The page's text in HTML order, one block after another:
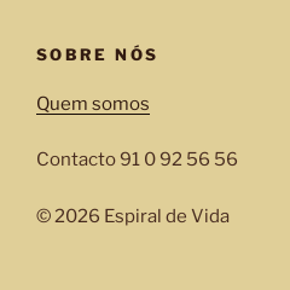
SOBRE NÓS
Quem somos
Contacto 91 0 92 56 56
© 2026 Espiral de Vida